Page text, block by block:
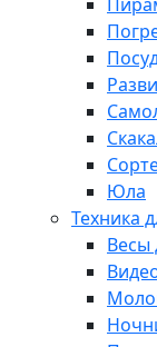
Юла
Техника
Весы